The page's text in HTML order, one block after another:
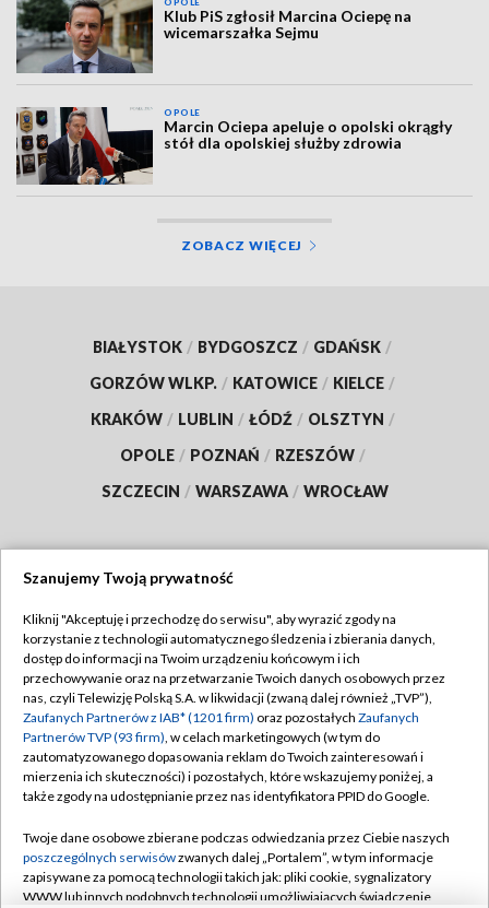
Klub PiS zgłosił Marcina Ociepę na
wicemarszałka Sejmu
OPOLE
Marcin Ociepa apeluje o opolski okrągły
stół dla opolskiej służby zdrowia
ZOBACZ WIĘCEJ
BIAŁYSTOK / BYDGOSZCZ / GDAŃSK /
GORZÓW WLKP. / KATOWICE / KIELCE /
KRAKÓW / LUBLIN / ŁÓDŹ / OLSZTYN /
OPOLE / POZNAŃ / RZESZÓW /
SZCZECIN / WARSZAWA / WROCŁAW
TVP
Abonament TVP
Emisja w TVP
Centrum informacji TVP
Naziemna Telewizja Cyfrowa
Rada Programowa
System NOS
Regulamin TVP
Polityka prywatności
Moje zgody
Pomoc
Kontakt
Szanujemy Twoją prywatność
Kliknij "Akceptuję i przechodzę do serwisu", aby wyrazić zgody na
korzystanie z technologii automatycznego śledzenia i zbierania danych,
dostęp do informacji na Twoim urządzeniu końcowym i ich
przechowywanie oraz na przetwarzanie Twoich danych osobowych przez
nas, czyli Telewizję Polską S.A. w likwidacji (zwaną dalej również „TVP”),
Zaufanych Partnerów z IAB* (1201 firm) oraz pozostałych Zaufanych
Partnerów TVP (93 firm), w celach marketingowych (w tym do
zautomatyzowanego dopasowania reklam do Twoich zainteresowań i
mierzenia ich skuteczności) i pozostałych, które wskazujemy poniżej, a
także zgody na udostępnianie przez nas identyfikatora PPID do Google.
Twoje dane osobowe zbierane podczas odwiedzania przez Ciebie naszych
poszczególnych serwisówzwanych dalej „Portalem”, w tym informacje
zapisywane za pomocą technologii takich jak: pliki cookie, sygnalizatory
WWW lub innych podobnych technologii umożliwiających świadczenie